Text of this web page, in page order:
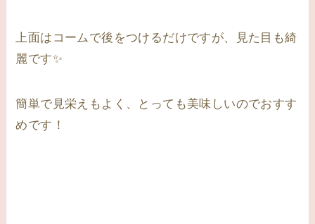
上面はコームで後をつけるだけですが、見た目も綺
麗です✨
簡単で見栄えもよく、とっても美味しいのでおすす
めです！